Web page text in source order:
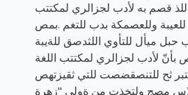
قصم به لأدب لجزالري لمكتتب
وللعصمكة بدب للتغم .بمص
ميأل للتأوي اللثدصق للةيبة
لأدب لجزالري لمكتتب اللغة
ثح للتنصقضصت للتي ثقيزتهص
مصج ولتخذت من ةولي "زهرة